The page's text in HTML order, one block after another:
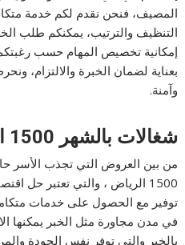
المصيف، فنحن نقدم لكم خدمة
التنظيف والترتيب، يمكنكم طلب
إمكانية تخصيص المهام حسب
بعناية لضمان الخبرة والالتزام،
وآمنة.
شغالات بالشهر 1500 الرياض
من بين العروض التي تجذب الأسر
1500 الرياض ، والتي تعتبر حل
توفير مع الحصول على خدمات
في مدن مجاورة مثل الخبر يمكنها
بالخبر والتي توفر نفس الجودة